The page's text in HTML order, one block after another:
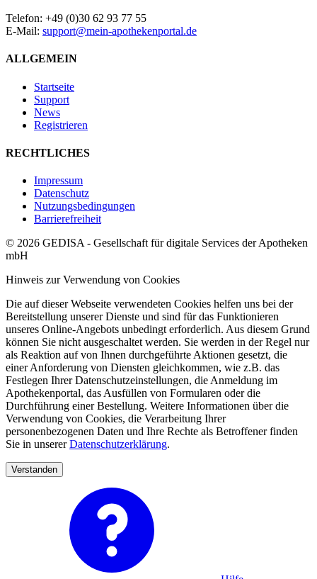
Telefon: +49 (0)30 62 93 77 55
E-Mail: support@mein-apothekenportal.de
ALLGEMEIN
Startseite
Support
News
Registrieren
RECHTLICHES
Impressum
Datenschutz
Nutzungsbedingungen
Barrierefreiheit
© 2026 GEDISA - Gesellschaft für digitale Services der Apotheken
mbH
Hinweis zur Verwendung von Cookies
Die auf dieser Webseite verwendeten Cookies helfen uns bei der
Bereitstellung unserer Dienste und sind für das Funktionieren
unseres Online-Angebots unbedingt erforderlich. Aus diesem Grund
können Sie nicht ausgeschaltet werden. Sie werden in der Regel nur
als Reaktion auf von Ihnen durchgeführte Aktionen gesetzt, die
einer Anforderung von Diensten gleichkommen, wie z.B. das
Festlegen Ihrer Datenschutzeinstellungen, die Anmeldung im
Apothekenportal, das Ausfüllen von Formularen oder die
Durchführung einer Bestellung. Weitere Informationen über die
Verwendung von Cookies, die Verarbeitung Ihrer
personenbezogenen Daten und Ihre Rechte als Betroffener finden
Sie in unsererDatenschutzerklärung.
Verstanden